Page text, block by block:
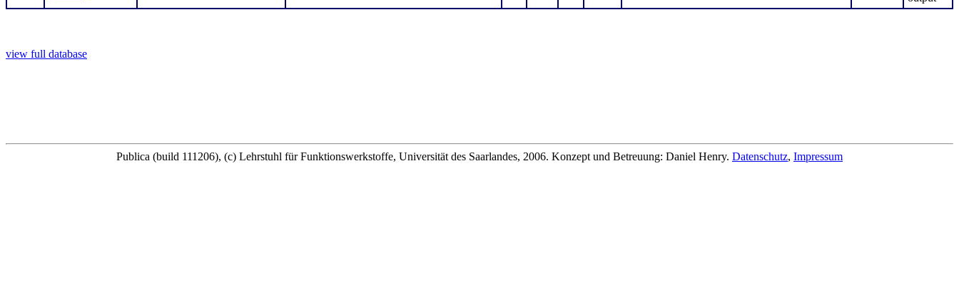
view full database
Publica (build 111206), (c) Lehrstuhl für Funktionswerkstoffe, Universität des Saarlandes, 2006. Konzept und Betreuung: Daniel Henry. Datenschutz, Impressum